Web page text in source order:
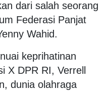
dari salah seorang
Federasi Panjat
Wahid.
keprihatinan
X DPR RI, Verrell
dunia olahraga